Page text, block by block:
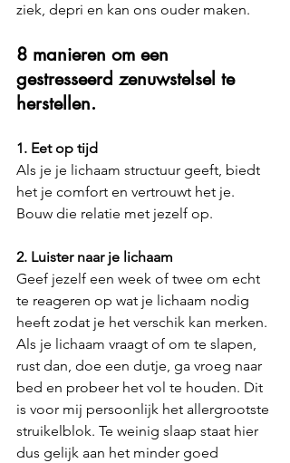
ziek, depri en kan ons ouder maken.
8 manieren om een
gestresseerd zenuwstelsel te
herstellen.
1. Eet op tijd
Als je je lichaam structuur geeft, biedt
het je comfort en vertrouwt het je.
Bouw die relatie met jezelf op.
2. Luister naar je lichaam
Geef jezelf een week of twee om echt
te reageren op wat je lichaam nodig
heeft zodat je het verschik kan merken.
Als je lichaam vraagt of om te slapen,
rust dan, doe een dutje, ga vroeg naar
bed en probeer het vol te houden. Dit
is voor mij persoonlijk het allergrootste
struikelblok. Te weinig slaap staat hier
dus gelijk aan het minder goed